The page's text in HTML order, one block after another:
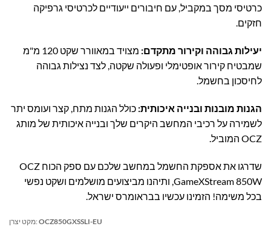
כרטיסי מסך במקביל, עם חיבורים ייעודיים לכרטיסי גרפיקה
חזקים.
יעילות גבוהה וקירור מתקדם:
מצויד במאוורר שקט 120 מ"מ
שמבטיח קירור אופטימלי ופעולה שקטה, לצד נצילות גבוהה
לחיסכון בחשמל.
הגנות מובנות ובנייה איכותית: כולל הגנות מתח, קצר ועומס יתר
לשמירה על רכיבי המחשב היקרים שלך ובנייה איכותית של מותג
OCZ המוביל.
שדרגו את אספקת החשמל במחשב שלכם עם ספק הכוח OCZ
GameXStream 850W, ותיהנו מביצועים מושלמים ושקט נפשי
בכל משימה! הזמינו עכשיו בבראומרס ישראל.
מקט יצרן: OCZ850GXSSLI-EU